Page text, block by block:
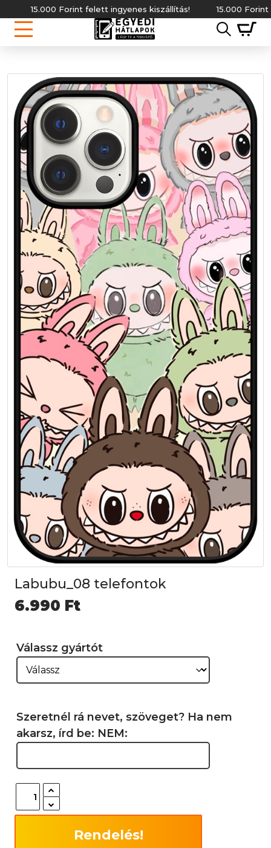
15.000 Forint felett ingyenes kiszállítás! 15.000 Forint
Labubu_08 telefontok
6.990 Ft
Válassz gyártót
Szeretnél rá nevet, szöveget? Ha nem
akarsz, írd be: NEM:
Rendelés!